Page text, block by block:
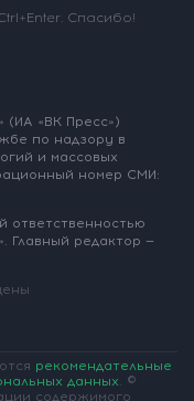
Спасибо!
(ИА «ВК Пресс»)
по надзору в
и массовых
номер СМИ:
ответственностью
Главный редактор —
рекомендательные
данных. ©
содержимого